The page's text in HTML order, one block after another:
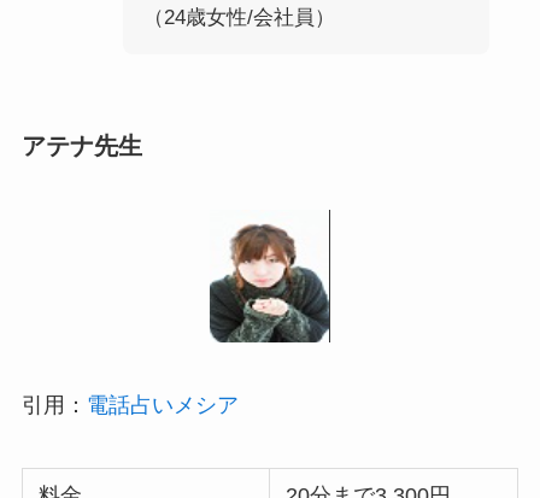
（24歳女性/会社員）
アテナ先生
引用： 電話占いメシア